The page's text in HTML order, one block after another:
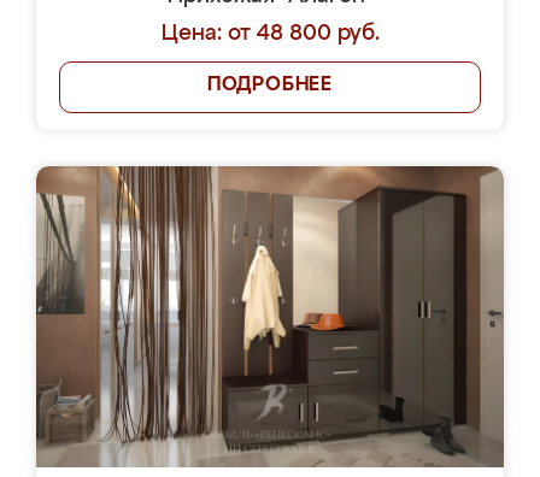
Цена: от 48 800 руб.
ПОДРОБНЕЕ